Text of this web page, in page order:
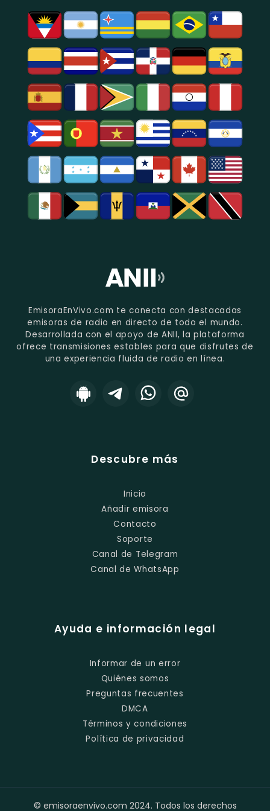
EmisoraEnVivo.com te conecta con destacadas
emisoras de radio en directo de todo el mundo.
Desarrollada con el apoyo de ANII, la plataforma
ofrece transmisiones estables para que disfrutes de
una experiencia fluida de radio en línea.
Descubre más
Inicio
Añadir emisora
Contacto
Soporte
Canal de Telegram
Canal de WhatsApp
Ayuda e información legal
Informar de un error
Quiénes somos
Preguntas frecuentes
DMCA
Términos y condiciones
Política de privacidad
© emisoraenvivo.com 2024. Todos los derechos